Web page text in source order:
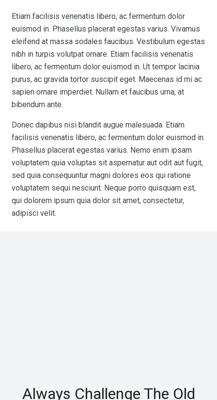
Etiam facilisis venenatis libero, ac fermentum dolor
euismod in. Phasellus placerat egestas varius. Vivamus
eleifend at massa sodales faucibus. Vestibulum egestas
nibh in turpis volutpat ornare. Etiam facilisis venenatis
libero, ac fermentum dolor euismod in. Ut tempor lacinia
purus, ac gravida tortor suscipit eget. Maecenas id mi ac
sapien ornare imperdiet. Nullam et faucibus urna, at
bibendum ante.
Donec dapibus nisi blandit augue malesuada. Etiam
facilisis venenatis libero, ac fermentum dolor euismod in.
Phasellus placerat egestas varius. Nemo enim ipsam
voluptatem quia voluptas sit aspernatur aut odit aut fugit,
sed quia consequuntur magni dolores eos qui ratione
voluptatem sequi nesciunt. Neque porro quisquam est,
qui dolorem ipsum quia dolor sit amet, consectetur,
adipisci velit.
Always Challenge The Old